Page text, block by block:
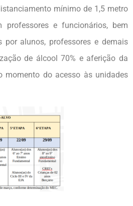
mínimo de 1,5 metro
professores e funcionários, bem
por alunos, professores e demais
de álcool 70% e aferição da
momento do acesso às unidades